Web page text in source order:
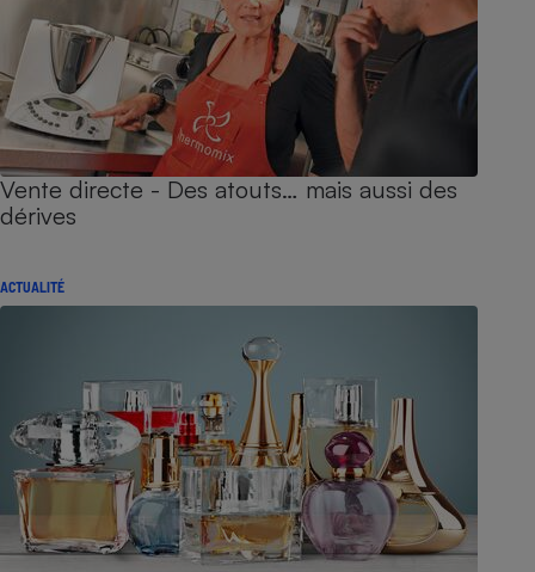
Vente directe - Des atouts… mais aussi des
dérives
ACTUALITÉ